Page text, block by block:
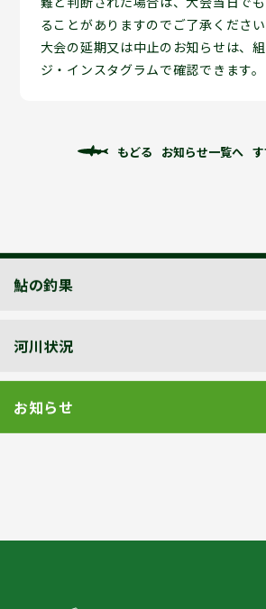
ることがありますのでご了承ください
大会の延期又は中止のお知らせは、
ジ・インスタグラムで確認できます。
もどる お知らせ一覧へ
鮎の釣果
河川状況
お知らせ